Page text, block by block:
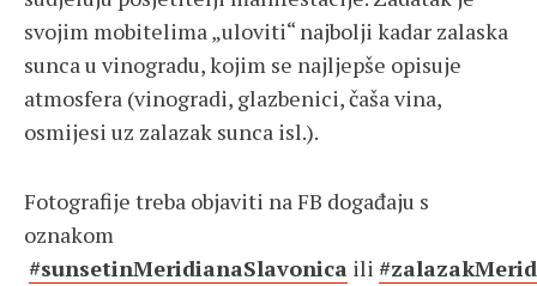
svojim mobitelima „uloviti“ najbolji kadar zalaska
sunca u vinogradu, kojim se najljepše opisuje
atmosfera (vinogradi, glazbenici, čaša vina,
osmijesi uz zalazak sunca isl.).
Fotografije treba objaviti na FB događaju s
oznakom
#sunsetinMeridianaSlavonica ili